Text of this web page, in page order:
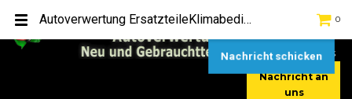
[+49] (0) 2232-5205
[+49] (0) 177 / 4080033
Nachricht an
uns
0
Autoverwertung ErsatzteileKlimabedienteil Bedienteil Schalter Skoda Fabia 2 II Continental 5J0907044BHier gibt es viele Autoersatzteile, günstigen Preise, gute Qualität
Nachricht schicken